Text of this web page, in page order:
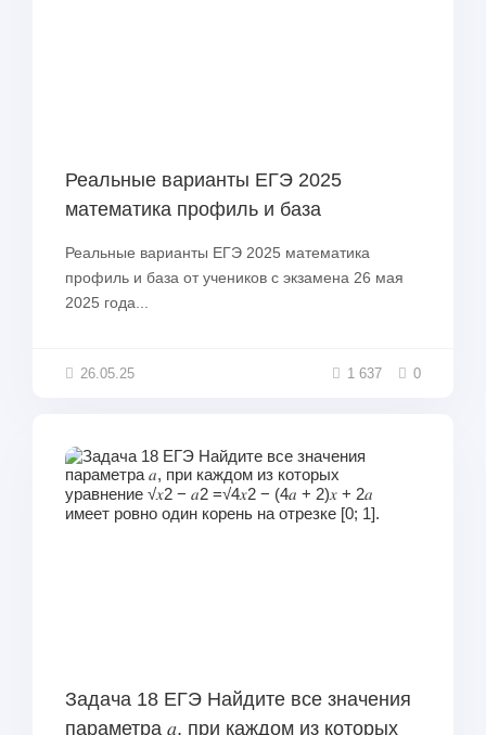
Реальные варианты ЕГЭ 2025
математика профиль и база
Реальные варианты ЕГЭ 2025 математика
профиль и база от учеников с экзамена 26 мая
2025 года...
26.05.25 1 637 0
Задача 18 ЕГЭ Найдите все значения
параметра 𝑎, при каждом из которых